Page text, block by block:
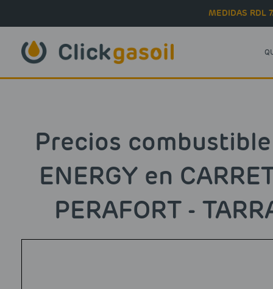
MEDIDAS RDL
Precios
ENERGY en
PERAFORT -